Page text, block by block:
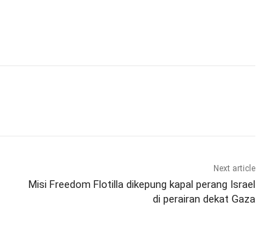
Next article
Misi Freedom Flotilla dikepung kapal perang Israel
di perairan dekat Gaza